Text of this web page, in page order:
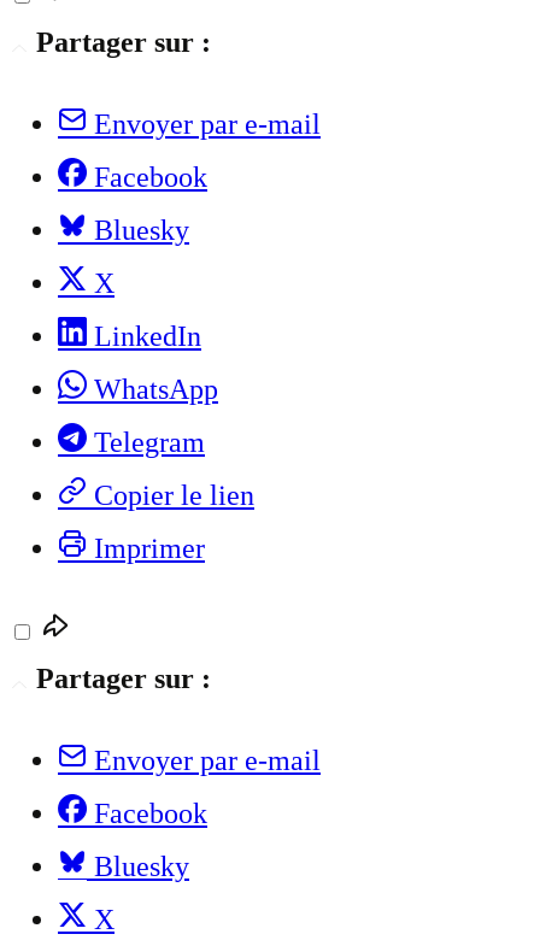
Partager sur :
Envoyer par e-mail
Facebook
Bluesky
X
LinkedIn
WhatsApp
Telegram
Copier le lien
Imprimer
Partager sur :
Envoyer par e-mail
Facebook
Bluesky
X